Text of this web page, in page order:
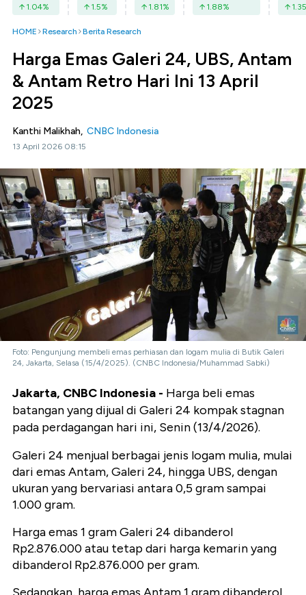
1.04% 1.5% 1.81% 1.88% 1.35
HOME Research Berita Research
Harga Emas Galeri 24, UBS, Antam
& Antam Retro Hari Ini 13 April
2025
Kanthi Malikhah, CNBC Indonesia
13 April 2026 08:15
Foto: Pengunjung membeli emas perhiasan dan logam mulia di Butik Galeri
24, Jakarta, Selasa (15/4/2025). (CNBC Indonesia/Muhammad Sabki)
Jakarta, CNBC Indonesia - Harga beli emas
batangan yang dijual di Galeri 24 kompak stagnan
pada perdagangan hari ini, Senin (13/4/2026).
Galeri 24 menjual berbagai jenis logam mulia, mulai
dari emas Antam, Galeri 24, hingga UBS, dengan
ukuran yang bervariasi antara 0,5 gram sampai
1.000 gram.
Harga emas 1 gram Galeri 24 dibanderol
Rp2.876.000 atau tetap dari harga kemarin yang
dibanderol Rp2.876.000 per gram.